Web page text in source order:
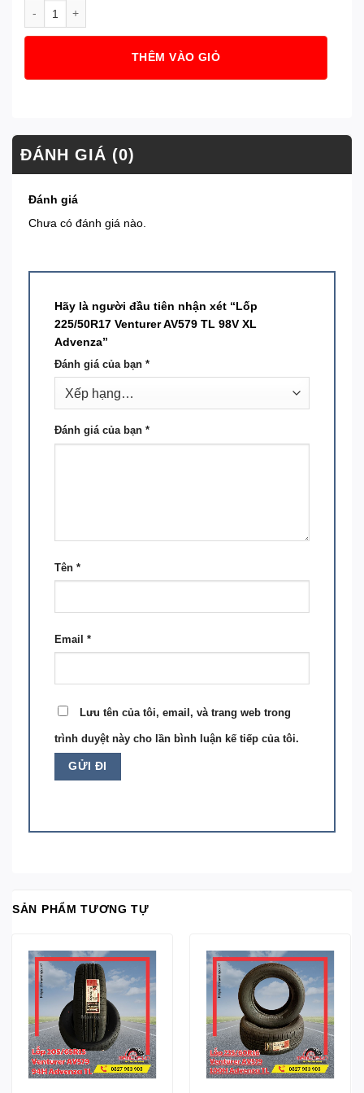
THÊM VÀO GIỎ
ĐÁNH GIÁ (0)
Đánh giá
Chưa có đánh giá nào.
Hãy là người đầu tiên nhận xét “Lốp
225/50R17 Venturer AV579 TL 98V XL
Advenza”
Đánh giá của bạn *
Đánh giá của bạn *
Tên *
Email *
Lưu tên của tôi, email, và trang web trong
trình duyệt này cho lần bình luận kế tiếp của tôi.
SẢN PHẨM TƯƠNG TỰ